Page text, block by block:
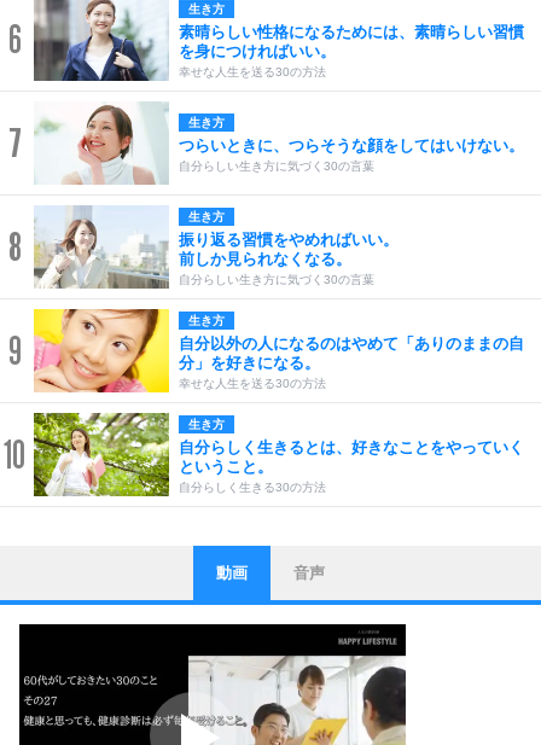
6
生き方
素晴らしい性格になるためには、素晴らしい習慣
を身につければいい。
幸せな人生を送る30の方法
7 生き方
つらいときに、つらそうな顔をしてはいけない。
自分らしい生き方に気づく30の言葉
8
生き方
振り返る習慣をやめればいい。
前しか見られなくなる。
自分らしい生き方に気づく30の言葉
9
生き方
自分以外の人になるのはやめて「ありのままの自
分」を好きになる。
幸せな人生を送る30の方法
10
生き方
自分らしく生きるとは、好きなことをやっていく
ということ。
自分らしく生きる30の方法
1
ストレス対策
他人と比べない。
いっそのこと、他人を見ない。
いらいらしない人になる30の方法
ポジティブになれない原因は、行動しないから。
ポジティブ思考になる30の方法
動画 音声